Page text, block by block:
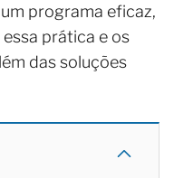
programa eficaz,
prática e os
das soluções